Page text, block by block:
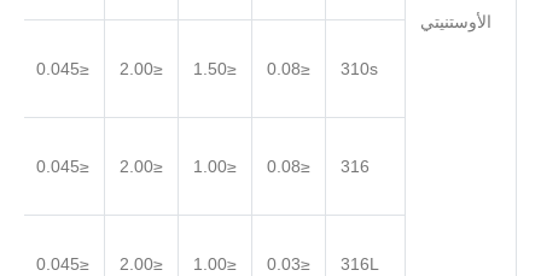
الأوستنيتي
310s
≤0.08
≤1.50
≤2.00
≤0.045
316
≤0.08
≤1.00
≤2.00
≤0.045
316L
≤0.03
≤1.00
≤2.00
≤0.045